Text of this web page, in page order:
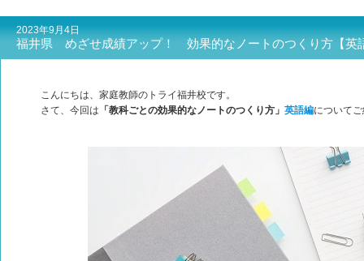
2023年9月4日
福井県 めざせ成績アップ！ 効果的なノートのつくり方【英
こんにちは、家庭教師のトライ福井校です。
さて、今回は 「教科ごとの効果的なノートのつくり方」英語編について